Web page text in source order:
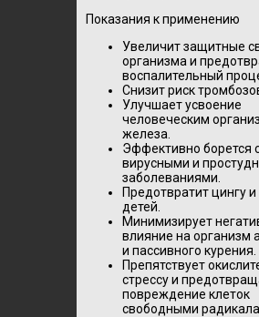
Показания к применению
Увеличит защитные
организма и
воспалительный
Снизит риск
Улучшает усвоение
человеческим
железа.
Эффективно борется
вирусными и
заболеваниями.
Предотвратит цингу и
детей.
Минимизирует
влияние на организм
и пассивного курения.
Препятствует
стрессу и
повреждение клеток
свободными